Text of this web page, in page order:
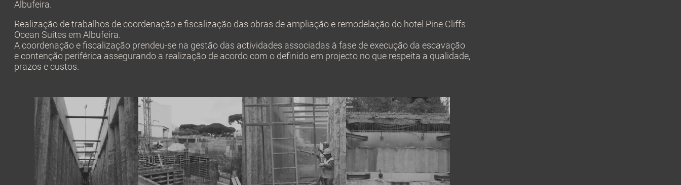
Albufeira.
Realização de trabalhos de coordenação e fiscalização das obras de ampliação e remodelação do hotel Pine Cliffs
Ocean Suites em Albufeira.
A coordenação e fiscalização prendeu-se na gestão das actividades associadas à fase de execução da escavação
e contenção periférica assegurando a realização de acordo com o definido em projecto no que respeita a qualidade,
prazos e custos.